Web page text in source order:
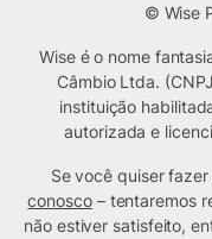
© Wise
Wise é o nome
Câmbio Ltda.
instituição
autorizada e
Se você quiser
conosco– tentaremos
não estiver satisfeito,